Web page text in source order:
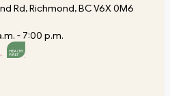
Rd, Richmond, BC V6X 0M6
- 7:00 p.m.